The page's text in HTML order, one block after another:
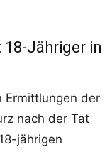
Jähriger in
Ermittlungen der
nach der Tat
jährigen